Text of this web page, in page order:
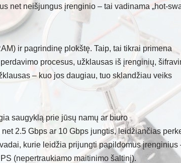
net neišjungus įrenginio – tai vadinama „hot-
ir pagrindinę plokštę. Taip, tai tikrai primena
procesus, užklausas iš įrenginių,
– kuo jos daugiau, tuo sklandžiau veiks
saugyklą prie jūsų namų ar biuro
2.5 Gbps ar 10 Gbps jungtis, leidžiančias
kurie leidžia prijungti papildomus įrenginius
(nepertraukiamo maitinimo šaltinį).